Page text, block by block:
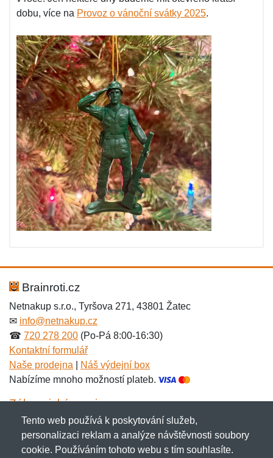
dobu, více na Provoz o vánoční svátky 2025.
Brainroti.cz
Netnakup s.r.o., Tyršova 271, 43801 Žatec
✉ info@netnakup.cz
☎ 720 278 200 (Po-Pá 8:00-16:30)
Kontaktní formulář
Naše prodejna
Náš výdejní box
Nabízíme mnoho možností plateb.
Zákaznický servis
Novinky emailem
Tento web používá k poskytování služeb,
personalizaci reklam a analýze návštěvnosti soubory
cookie. Používáním tohoto webu s tím souhlasíte.